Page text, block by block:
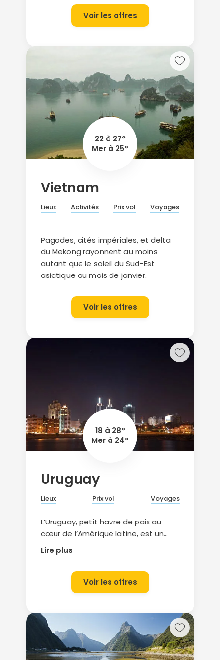
Voir les offres
22 à 27°
Mer à 25°
Vietnam
Lieux Activités Prix vol Voyages
Pagodes, cités impériales, et delta
du Mekong rayonnent au moins
autant que le soleil du Sud-Est
asiatique au mois de janvier.
Voir les offres
18 à 28°
Mer à 24°
Uruguay
Lieux Prix vol Voyages
L’Uruguay, petit havre de paix au
cœur de l’Amérique latine, est un
pays qui se visite toute l’année. L’été
se situe entre décembre et mars,
mois agréables pour la plage mais
un peu chaud pour les visites. Venez
flâner dans les ruelles de
del Sacramento, superbe ville
coloniale classée au patrimoine
mondial de l’UNESCO. L’Uruguay, ce
sont aussi de très belles plages
Lire plus
Voir les offres